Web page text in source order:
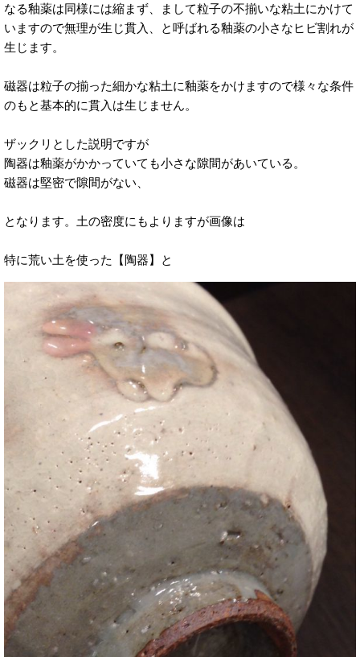
なる釉薬は同様には縮まず、まして粒子の不揃いな粘土にかけて
いますので無理が生じ貫入、と呼ばれる釉薬の小さなヒビ割れが
生じます。
磁器は粒子の揃った細かな粘土に釉薬をかけますので様々な条件
のもと基本的に貫入は生じません。
ザックリとした説明ですが
陶器は釉薬がかかっていても小さな隙間があいている。
磁器は堅密で隙間がない、
となります。土の密度にもよりますが画像は
特に荒い土を使った【陶器】と